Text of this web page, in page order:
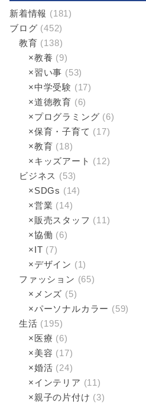
新着情報 (181)
ブログ (452)
教育 (138)
×教養 (9)
×習い事 (53)
×中学受験 (17)
×道徳教育 (6)
×プログラミング (6)
×保育・子育て (17)
×教育 (18)
×キッズアート (12)
ビジネス (53)
×SDGs (14)
×営業 (14)
×販売スタッフ (11)
×協働 (6)
×IT (7)
×デザイン (1)
ファッション (65)
×メンズ (5)
×パーソナルカラー (59)
生活 (195)
×医療 (6)
×美容 (17)
×婚活 (24)
×インテリア (11)
×親子の片付け (3)